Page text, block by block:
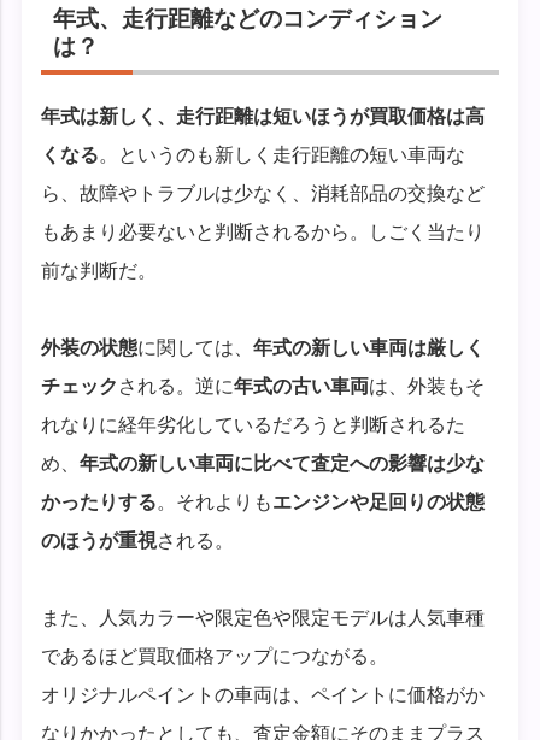
年式、走行距離などのコンディション
は？
年式は新しく、走行距離は短いほうが買取価格は高
くなる。というのも新しく走行距離の短い車両な
ら、故障やトラブルは少なく、消耗部品の交換など
もあまり必要ないと判断されるから。しごく当たり
前な判断だ。
外装の状態に関しては、年式の新しい車両は厳しく
チェック される。逆に年式の古い車両は、外装もそ
れなりに経年劣化しているだろうと判断されるた
め、年式の新しい車両に比べて査定への影響は少な
かったりする。それよりもエンジンや足回りの状態
のほうが重視される。
また、人気カラーや限定色や限定モデルは人気車種
であるほど買取価格アップにつながる。
オリジナルペイントの車両は、ペイントに価格がか
なりかかったとしても、査定金額にそのままプラス